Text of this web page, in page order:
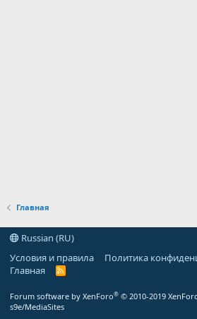
Главная
Russian (RU)
Условия и правила
Политика
Главная
R
Forum software by XenForo® © 2010-2019
s9e/MediaSites